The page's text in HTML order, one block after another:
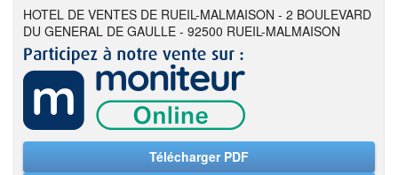
HOTEL DE VENTES DE RUEIL-MALMAISON - 2 BOULEVARD
DU GENERAL DE GAULLE - 92500 RUEIL-MALMAISON
Télécharger PDF